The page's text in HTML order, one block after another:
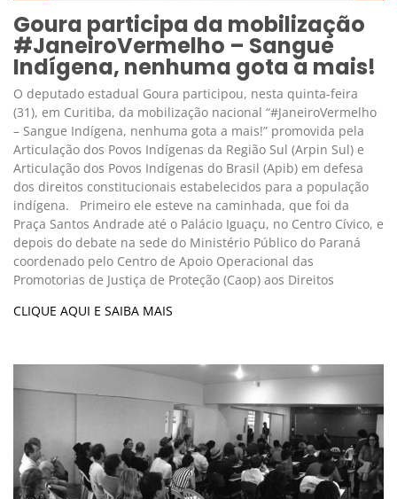
Goura participa da mobilização
#JaneiroVermelho – Sangue
Indígena, nenhuma gota a mais!
O deputado estadual Goura participou, nesta quinta-feira
(31), em Curitiba, da mobilização nacional “#JaneiroVermelho
– Sangue Indígena, nenhuma gota a mais!” promovida pela
Articulação dos Povos Indígenas da Região Sul (Arpin Sul) e
Articulação dos Povos Indígenas do Brasil (Apib) em defesa
dos direitos constitucionais estabelecidos para a população
indígena. Primeiro ele esteve na caminhada, que foi da
Praça Santos Andrade até o Palácio Iguaçu, no Centro Cívico, e
depois do debate na sede do Ministério Público do Paraná
coordenado pelo Centro de Apoio Operacional das
Promotorias de Justiça de Proteção (Caop) aos Direitos
CLIQUE AQUI E SAIBA MAIS